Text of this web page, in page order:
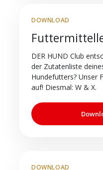
DOWNLOAD
DER HUND Club
der Zutatenliste
Hundefutters? Unser
auf! Diesmal: W & X.
DOWNLOAD